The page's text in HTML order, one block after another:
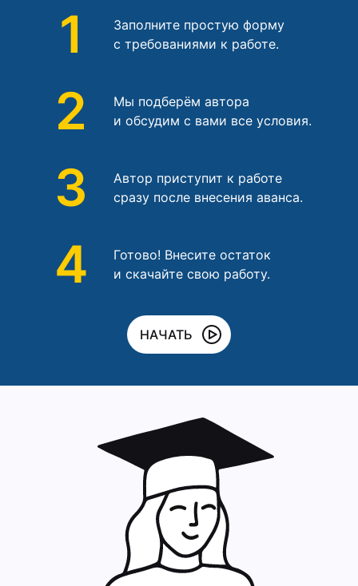
1
Заполните простую форму
с требованиями к работе.
2
Мы подберём автора
и обсудим с вами все условия.
3
Автор приступит к работе
сразу после внесения аванса.
4
Готово! Внесите остаток
и скачайте свою работу.
НАЧАТЬ